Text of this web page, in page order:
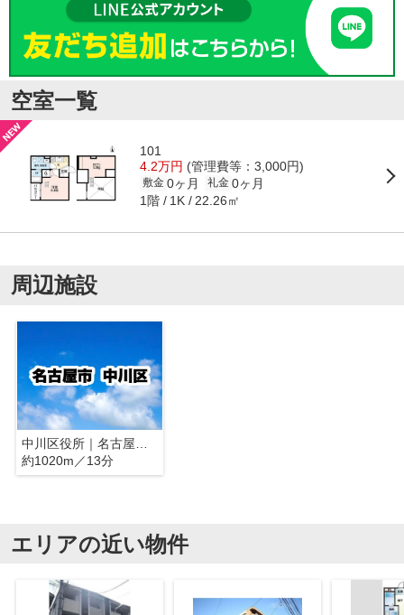
空室一覧
101
4.2万円 (管理費等：3,000円)
敷金 0ヶ月 礼金 0ヶ月
1階 1K 22.26㎡
周辺施設
中川区役所｜名古屋市中川区
約1020m／13分
エリアの近い物件